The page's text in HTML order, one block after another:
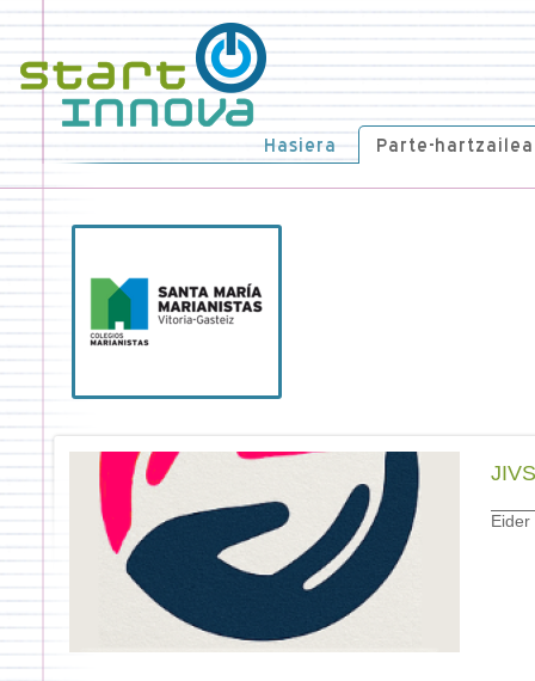
Hasiera Parte-
JIVS
Eider